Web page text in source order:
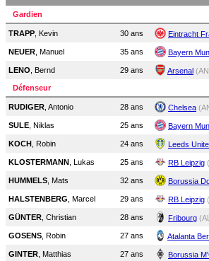
Gardien
TRAPP , Kevin 30 ans Eintracht
NEUER , Manuel 35 ans Bayern
LENO , Bernd 29 ans Arsenal
Défenseur
RUDIGER , Antonio 28 ans Chelsea
SULE , Niklas 25 ans Bayern
KOCH , Robin 24 ans Leeds
KLOSTERMANN , Lukas 25 ans RB Leipzig
HUMMELS , Mats 32 ans Borussia
HALSTENBERG , Marcel 29 ans RB Leipzig
GÜNTER , Christian 28 ans Fribourg
GOSENS , Robin 27 ans Atalanta
GINTER , Matthias 27 ans Borussia